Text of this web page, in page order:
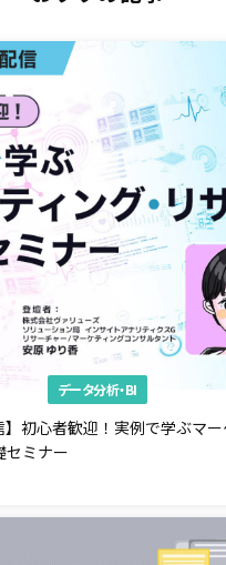
データ分析・BI
】初心者歓迎！実例で学ぶマ
セミナー